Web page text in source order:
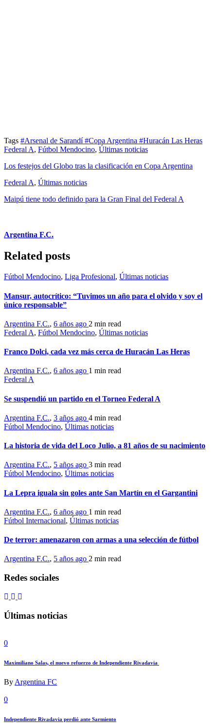
Tags #Arsenal de Sarandí#Copa Argentina #Huracán Las Heras
Federal A, Fútbol Mendocino, Últimas noticias
Los festejos del Globo tras la clasificación en Copa Argentina
Federal A, Últimas noticias
Maipú tiene todo definido para la Gran Final del Federal A
Argentina F.C.
Related posts
Fútbol Mendocino, Liga Profesional, Últimas noticias
Mansur, autocrítico: “Tuvimos un año para el olvido y soy el
único responsable”
Argentina F.C., 6 años ago 2 min read
Federal A, Fútbol Mendocino, Últimas noticias
Franco Dolci, cada vez más cerca de Huracán Las Heras
Argentina F.C., 6 años ago 1 min read
Federal A
Se suspendió un partido en el Torneo Federal A
Argentina F.C., 3 años ago 4 min read
Fútbol Mendocino, Últimas noticias
La historia de vida del Loco Julio, a 81 años de su nacimiento
Argentina F.C., 5 años ago 3 min read
Fútbol Mendocino, Últimas noticias
La Lepra iguala sin goles ante San Martín en el Gargantini
Argentina F.C., 6 años ago 1 min read
Fútbol Internacional, Últimas noticias
De terror: amenazaron con armas a una selección de fútbol
Argentina F.C., 5 años ago 2 min read
Redes sociales
Últimas noticias
0
Maximiliano Salas, el nuevo refuerzo de Independiente Rivadavia
By Argentina FC
0
Independiente Rivadavia perdió ante Sarmiento